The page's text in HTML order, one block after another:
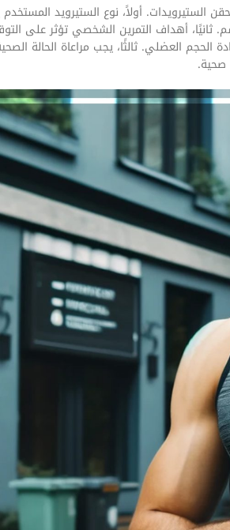
أولاً، نوع الستيرويد المستخدم
ثانيًا، أهداف التمرين الشخصي تؤثر على
العضلي. ثالثًا، يجب مراعاة الحالة
صحية.